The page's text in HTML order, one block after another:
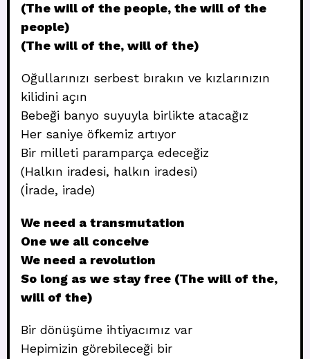
(The will of the people, the will of the
people)
(The will of the, will of the)
Oğullarınızı serbest bırakın ve kızlarınızın
kilidini açın
Bebeği banyo suyuyla birlikte atacağız
Her saniye öfkemiz artıyor
Bir milleti paramparça edeceğiz
(Halkın iradesi, halkın iradesi)
(İrade, irade)
We need a transmutation
One we all conceive
We need a revolution
So long as we stay free (The will of the,
will of the)
Bir dönüşüme ihtiyacımız var
Hepimizin görebileceği bir